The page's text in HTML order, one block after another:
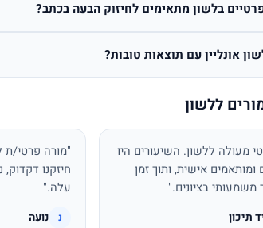
בלשון מתאימים לחיזוק הבעה בכתב?
אונליין עם תוצאות טובות?
ללשון
מעולה ללשון. השיעורים היו
ומותאמים אישית, ותוך זמן
משמעותי בציונים."
תיכון
"מורה פרטי/ת
חיזקנו
עלה."
נ נועה